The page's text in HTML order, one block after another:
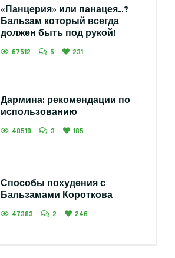
«Панцерия» или панацея…?
Бальзам который всегда
должен быть под рукой!
67512 5 231
Дармина: рекомендации по
использованию
48510 3 185
Способы похудения с
Бальзамами Короткова
47383 2 246